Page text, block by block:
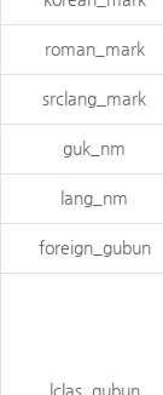
roman_mark
srclang_mark
guk_nm
lang_nm
foreign_gubun
lclas_gubun